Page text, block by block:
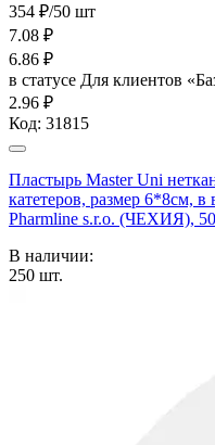
354 ₽/50 шт
7.08 ₽
6.86 ₽
в статусе Для клиентов
2.96 ₽
Код: 31815
Пластырь Master Uni
катетеров, размер 6*8см,
Pharmline s.r.o. (ЧЕХИЯ),
В наличии:
250 шт.